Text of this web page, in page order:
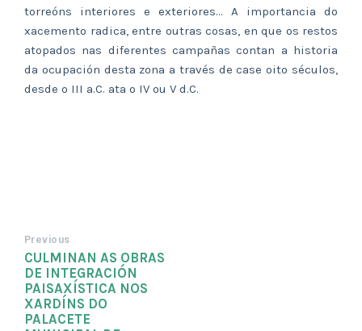
torreóns interiores e exteriores… A importancia do
xacemento radica, entre outras cosas, en que os restos
atopados nas diferentes campañas contan a historia
da ocupación desta zona a través de case oito séculos,
desde o III a.C. ata o IV ou V d.C.
Previous
CULMINAN AS OBRAS
DE INTEGRACIÓN
PAISAXÍSTICA NOS
XARDÍNS DO
PALACETE